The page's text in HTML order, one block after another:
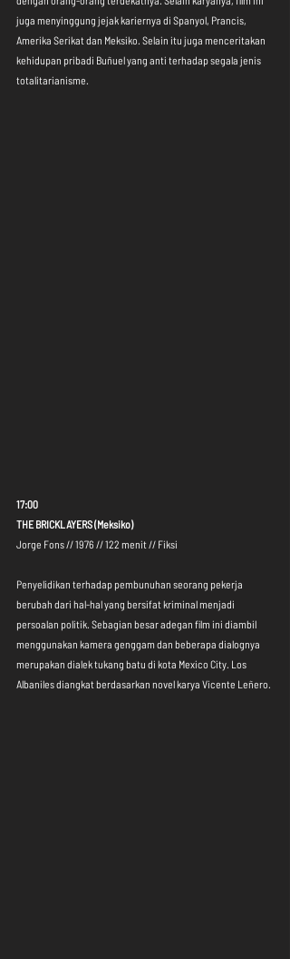
juga menyinggung jejak kariernya di Spanyol, Prancis,
Amerika Serikat dan Meksiko. Selain itu juga menceritakan
kehidupan pribadi Buñuel yang anti terhadap segala jenis
totalitarianisme.
17:00
THE BRICKLAYERS (Meksiko)
Jorge Fons // 1976 // 122 menit // Fiksi
Penyelidikan terhadap pembunuhan seorang pekerja
berubah dari hal-hal yang bersifat kriminal menjadi
persoalan politik. Sebagian besar adegan film ini diambil
menggunakan kamera genggam dan beberapa dialognya
merupakan dialek tukang batu di kota Mexico City. Los
Albaniles diangkat berdasarkan novel karya Vicente Leñero.